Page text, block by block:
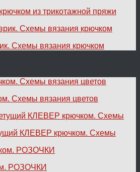
из трикотажной пряжи
Схемы вязания крючком
Схемы вязания цветов
КЛЕВЕР крючком. Схемы
РОЗОЧКИ